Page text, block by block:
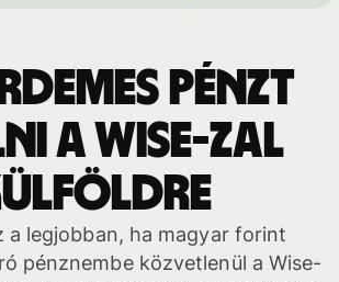
pénzt
a Wise-zal
a legjobban, ha magyar forint
pénznembe közvetlenül a Wise-